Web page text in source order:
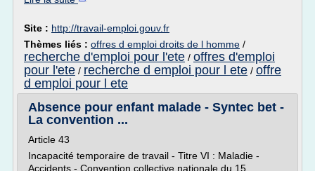
Site : http://travail-emploi.gouv.fr
Thèmes liés : offres d emploi droits de l homme /
recherche d'emploi pour l'ete / offres d'emploi
pour l'ete / recherche d emploi pour l ete / offre
d emploi pour l ete
Absence pour enfant malade - Syntec bet -
La convention ...
Article 43
Incapacité temporaire de travail - Titre VI : Maladie -
Accidents - Convention collective nationale du 15